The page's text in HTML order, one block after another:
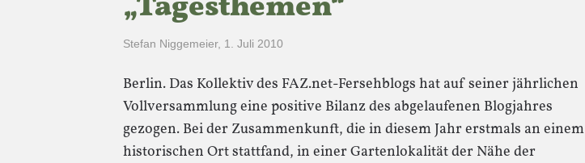
Stefan Niggemeier, 1. Juli 2010
Berlin. Das Kollektiv des FAZ.net-Fersehblogs hat auf seiner jährlichen
Vollversammlung eine positive Bilanz des abgelaufenen Blogjahres
gezogen. Bei der Zusammenkunft, die in diesem Jahr erstmals an einem
historischen Ort stattfand, in einer Gartenlokalität der Nähe der